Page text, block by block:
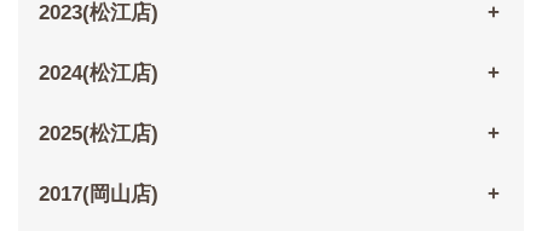
2023(松江店)
2024(松江店)
2025(松江店)
2017(岡山店)